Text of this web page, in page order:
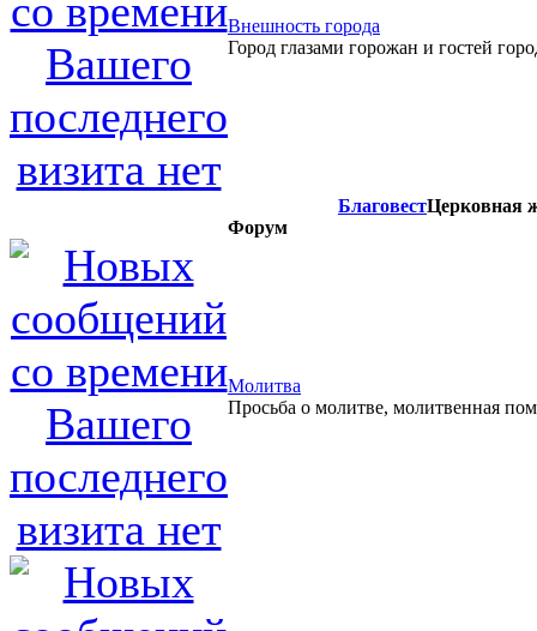
Внешность города
Город глазами горожан и гостей
БлаговестЦерковная
Форум
Молитва
Просьба о молитве, молитвенная